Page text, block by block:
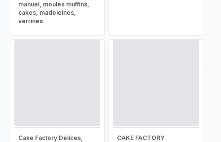
manuel, moules muffins,
cakes, madeleines,
verrines
Cake Factory Délices,
CAKE FACTORY